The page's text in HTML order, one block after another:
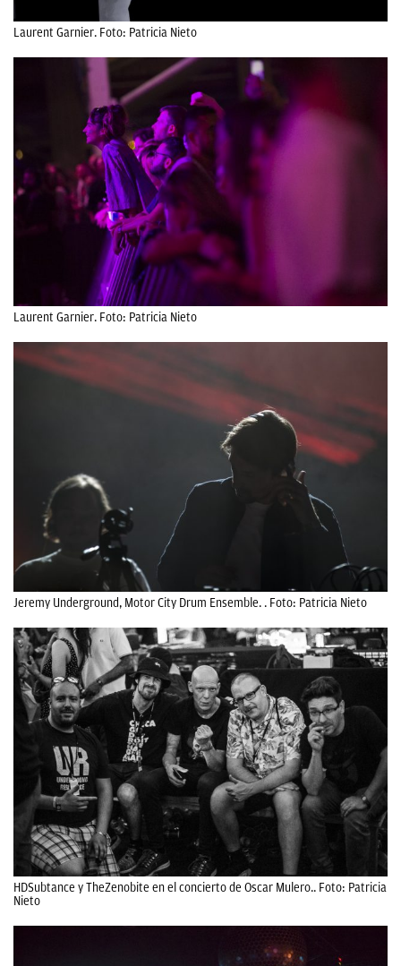
Laurent Garnier. Foto: Patricia Nieto
Laurent Garnier. Foto: Patricia Nieto
Jeremy Underground, Motor City Drum Ensemble. . Foto: Patricia Nieto
HDSubtance y TheZenobite en el concierto de Oscar Mulero.. Foto: Patricia
Nieto